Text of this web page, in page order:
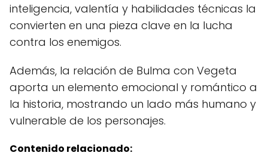
inteligencia, valentía y habilidades técnicas la
convierten en una pieza clave en la lucha
contra los enemigos.
Además, la relación de Bulma con Vegeta
aporta un elemento emocional y romántico a
la historia, mostrando un lado más humano y
vulnerable de los personajes.
Contenido relacionado: